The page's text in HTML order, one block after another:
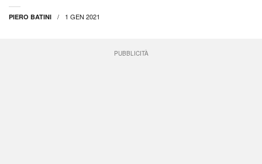
PIERO BATINI 1 GEN 2021
PUBBLICITÀ